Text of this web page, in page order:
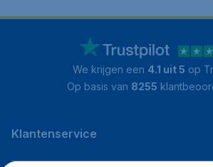
We krijgen een 4.1 uit 5 op
Op basis van 8255
Klantenservice